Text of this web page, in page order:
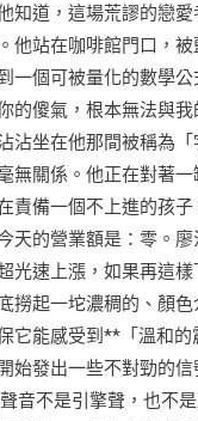
知道，這場荒謬的戀
他站在咖啡館門口，
一個可被量化的數學
的傻氣，根本無法與
沾坐在他那間被稱為
無關係。他正在對著一
責備一個不上進的孩
天的營業額是：零。
光速上漲，如果再這
撈起一坨濃稠的、顏
它能感受到**「溫和
始發出一些不對勁的
不是引擎聲，也不